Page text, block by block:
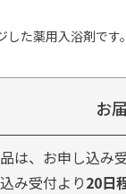
した薬用入浴剤で
お
は、お申し込み
み受付より20日